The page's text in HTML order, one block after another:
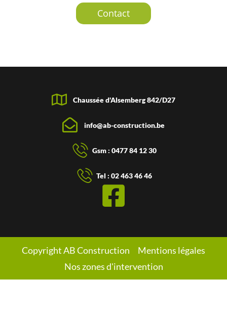
Contact
Chaussée d'Alsemberg 842/D27
info@ab-construction.be
Gsm : 0477 84 12 30
Tel : 02 463 46 46
Copyright AB Construction
Mentions légales
Nos zones d'intervention